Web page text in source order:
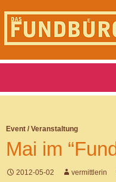
content
Event / Veranstaltung
Mai im
2012-05-02 vermittlerin